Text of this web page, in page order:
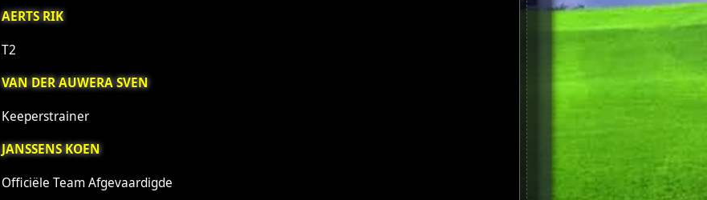
AERTS RIK
T2
VAN DER AUWERA SVEN
Keeperstrainer
JANSSENS KOEN
Officiële Team Afgevaardigde